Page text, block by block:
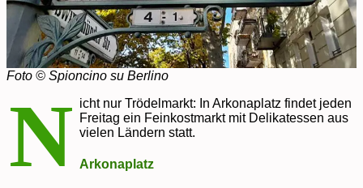
Foto © Spioncino su Berlino
N icht nur Trödelmarkt: In Arkonaplatz findet jeden
Freitag ein Feinkostmarkt mit Delikatessen aus
vielen Ländern statt.
Arkonaplatz